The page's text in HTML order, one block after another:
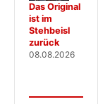
Das Original
ist im
Stehbeisl
zurück
08.08.2026